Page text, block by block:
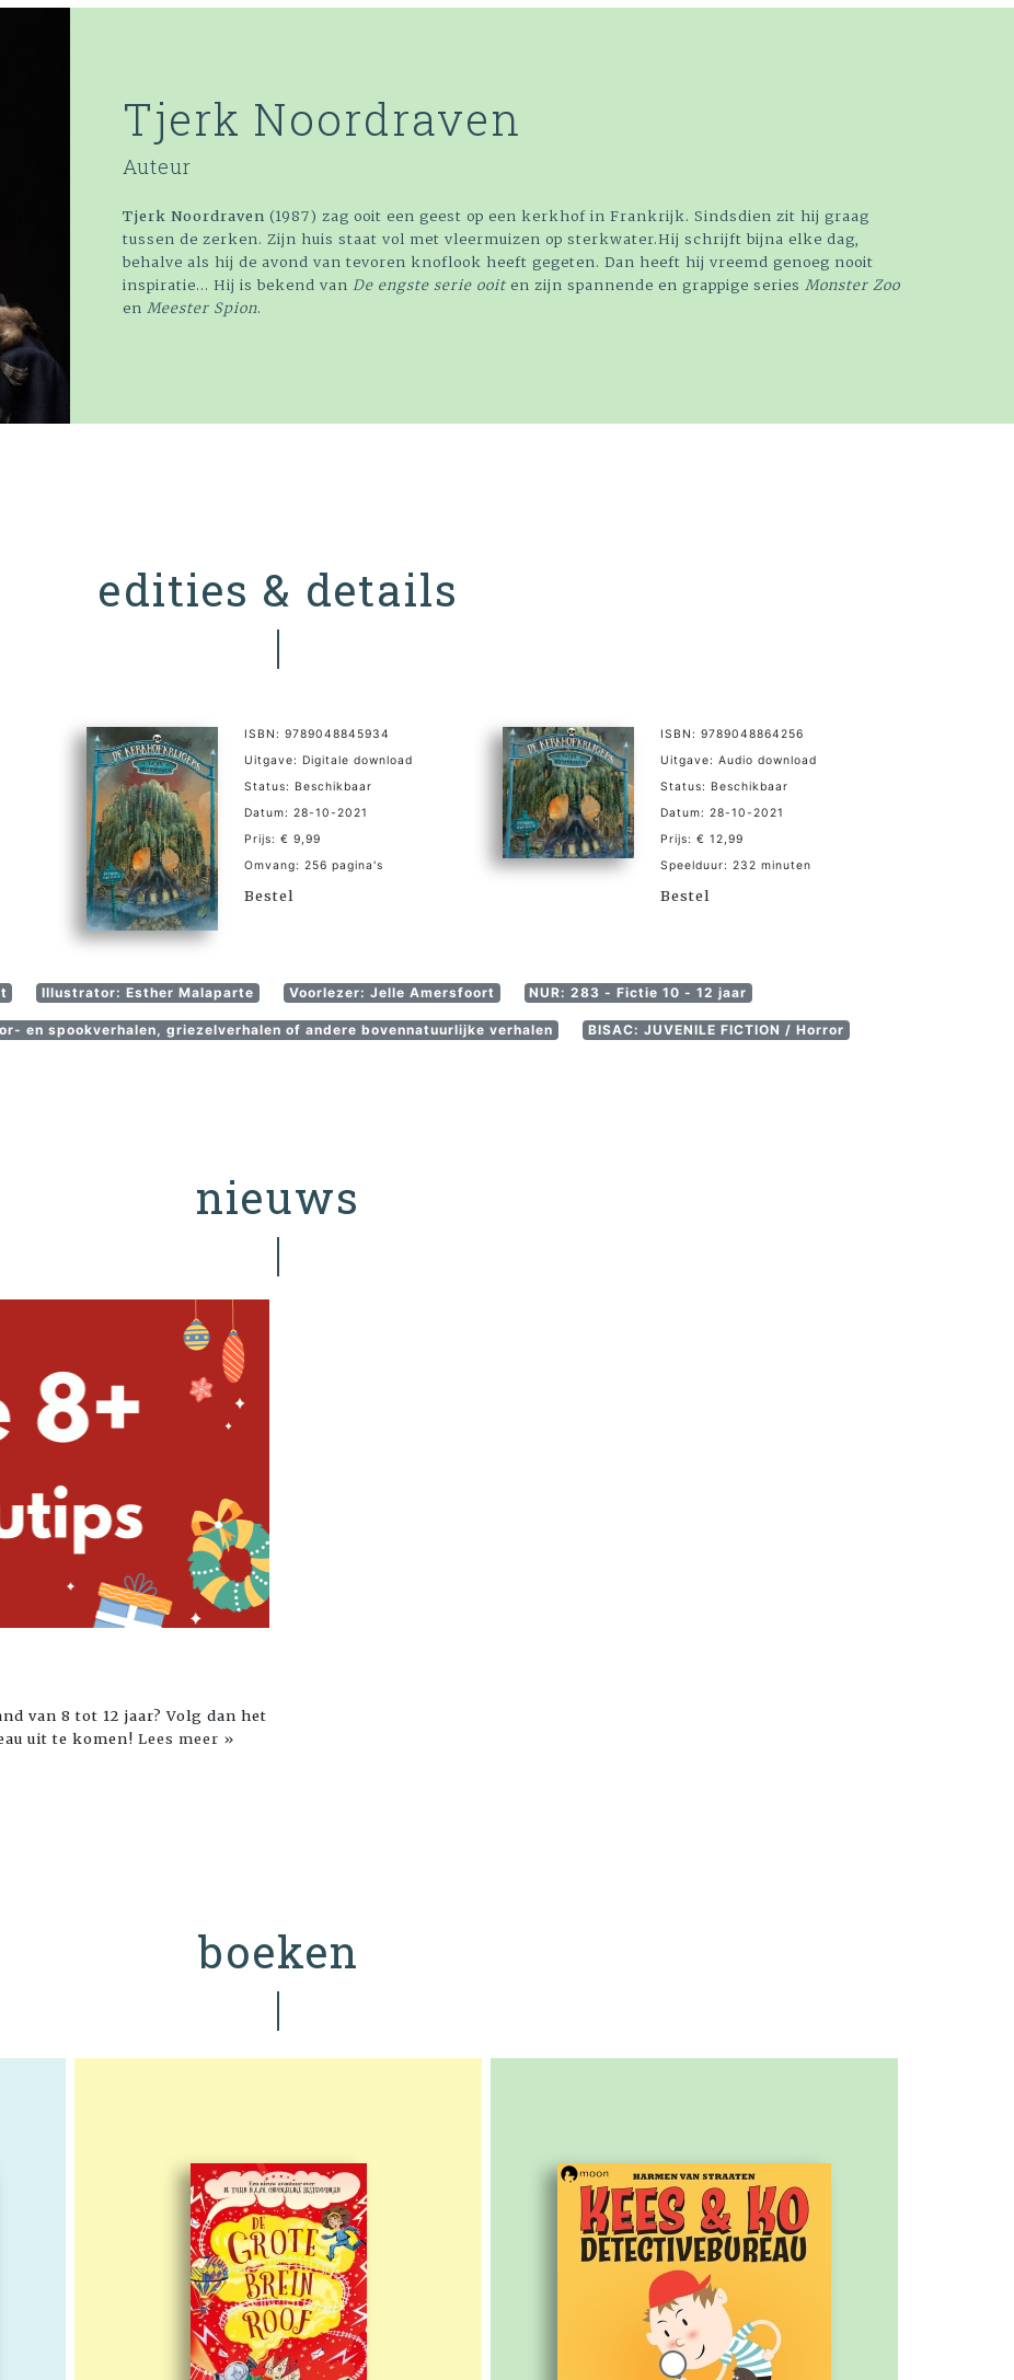
Tjerk Noordraven
Auteur
Tjerk Noordraven (1987) zag ooit een geest op een kerkhof in Frankrijk. Sindsdien zit hij graag
tussen de zerken. Zijn huis staat vol met vleermuizen op sterkwater.Hij schrijft bijna elke dag,
behalve als hij de avond van tevoren knoflook heeft gegeten. Dan heeft hij vreemd genoeg nooit
inspiratie... Hij is bekend van De engste serie ooit en zijn spannende en grappige series Monster Zoo
en Meester Spion.
edities & details
ISBN: 9789048845934
Uitgave: Digitale download
Status: Beschikbaar
Datum: 28-10-2021
Prijs: € 9,99
Omvang: 256 pagina's
Bestel
ISBN: 9789048864256
Uitgave: Audio download
Status: Beschikbaar
Datum: 28-10-2021
Prijs: € 12,99
Speelduur: 232 minuten
Bestel
Illustrator: Esther Malaparte Voorlezer: Jelle Amersfoort NUR: 283 - Fictie 10 - 12 jaar
en spookverhalen, griezelverhalen of andere bovennatuurlijke verhalen BISAC: JUVENILE FICTION / Horror
nieuws
van 8 tot 12 jaar? Volg dan het
uit te komen! Lees meer »
boeken